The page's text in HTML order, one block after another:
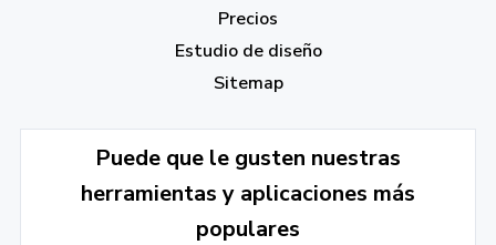
Precios
Estudio de diseño
Sitemap
Puede que le gusten nuestras
herramientas y aplicaciones más
populares